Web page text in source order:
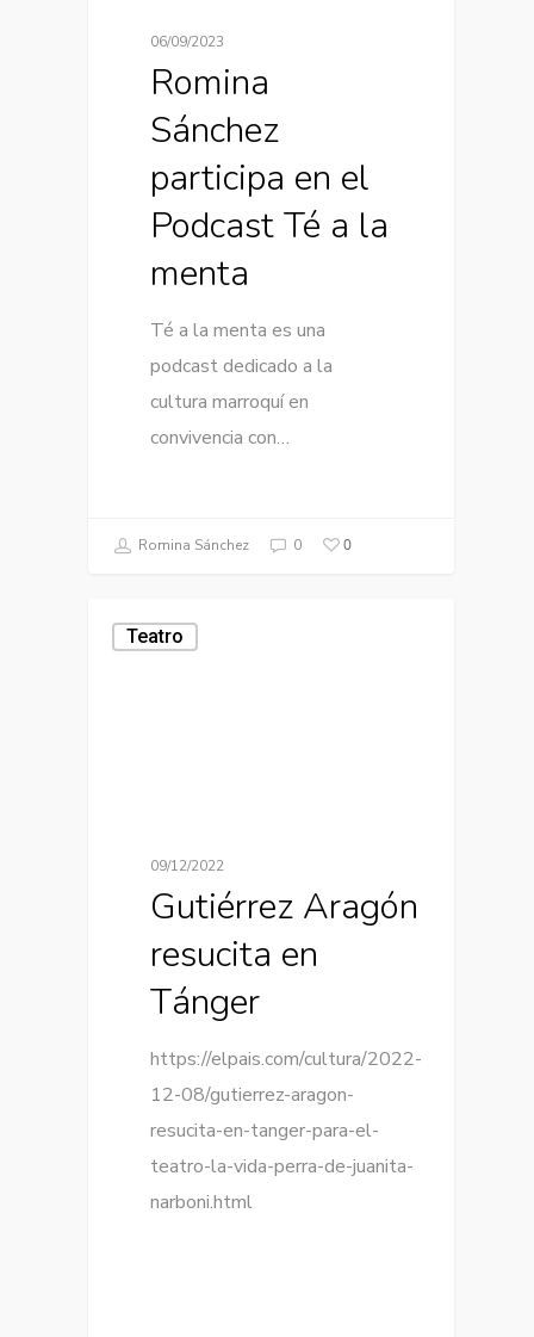
06/09/2023
Romina
Sánchez
participa en el
Podcast Té a la
menta
Té a la menta es una
podcast dedicado a la
cultura marroquí en
convivencia con…
Romina Sánchez 0 0
Teatro
09/12/2022
Gutiérrez Aragón
resucita en
Tánger
https://elpais.com/cultura/2022-
12-08/gutierrez-aragon-
resucita-en-tanger-para-el-
teatro-la-vida-perra-de-juanita-
narboni.html